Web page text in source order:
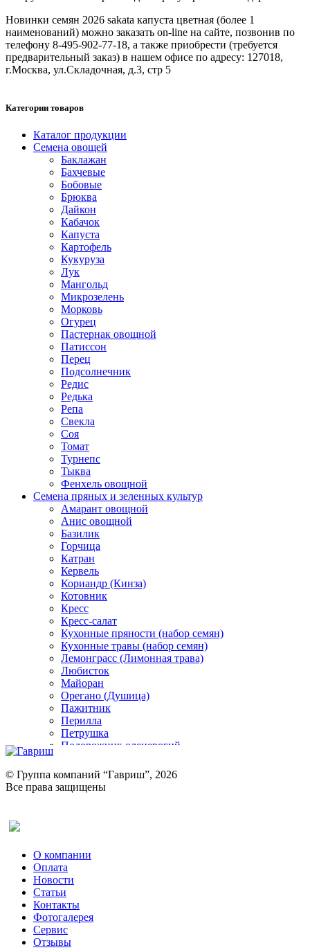
Новинки семян 2026 sakata капуста цветная (более 1
наименований) можно заказать on-line на сайте, позвонив по
телефону 8-495-902-77-18, а также приобрести (требуется
предварительный заказ) в нашем офисе по адресу: 127018,
г.Москва, ул.Складочная, д.3, стр 5
Категории товаров
Каталог продукции
Семена овощей
Баклажан
Бахчевые
Бобовые
Брюква
Дайкон
Кабачок
Капуста
Картофель
Кукуруза
Лук
Мангольд
Микрозелень
Морковь
Огурец
Пастернак овощной
Патиссон
Перец
Подсолнечник
Редис
Редька
Репа
Свекла
Соя
Томат
Турнепс
Тыква
Фенхель овощной
Семена пряных и зеленных культур
Амарант овощной
Анис овощной
Базилик
Горчица
Катран
Кервель
Кориандр (Кинза)
Котовник
Кресс
Кресс-салат
Кухонные пряности (набор семян)
Кухонные травы (набор семян)
Лемонграсс (Лимонная трава)
Любисток
Майоран
Орегано (Душица)
Пажитник
Перилла
Петрушка
Подорожник оленерогий
Ревень
Рукола
Рута
Тмин
Трава для чая
Туласи
Укроп
Фенхель пряный
Хризантема овощная
Цикорий пряный
Цикорий салатный (Витлуф)
© Группа компаний “Гавриш”, 2026
Все права защищены
О компании
Оплата
Новости
Статьи
Контакты
Фотогалерея​
Сервис
Отзывы